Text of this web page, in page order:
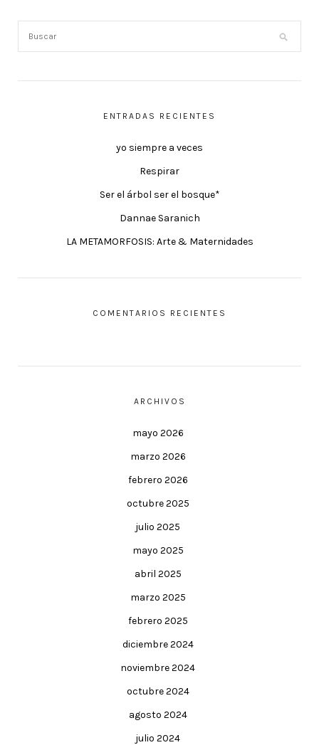
ENTRADAS RECIENTES
yo siempre a veces
Respirar
Ser el árbol ser el bosque*
Dannae Saranich
LA METAMORFOSIS: Arte & Maternidades
COMENTARIOS RECIENTES
ARCHIVOS
mayo 2026
marzo 2026
febrero 2026
octubre 2025
julio 2025
mayo 2025
abril 2025
marzo 2025
febrero 2025
diciembre 2024
noviembre 2024
octubre 2024
agosto 2024
julio 2024